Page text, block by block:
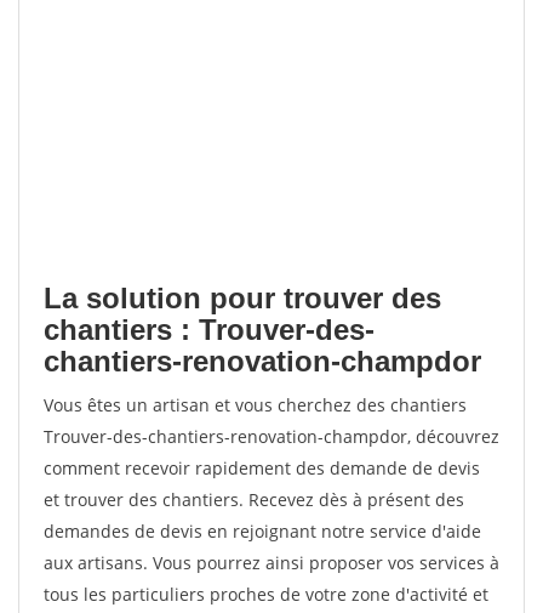
La solution pour trouver des
chantiers : Trouver-des-
chantiers-renovation-champdor
Vous êtes un artisan et vous cherchez des chantiers
Trouver-des-chantiers-renovation-champdor, découvrez
comment recevoir rapidement des demande de devis
et trouver des chantiers. Recevez dès à présent des
demandes de devis en rejoignant notre service d'aide
aux artisans. Vous pourrez ainsi proposer vos services à
tous les particuliers proches de votre zone d'activité et